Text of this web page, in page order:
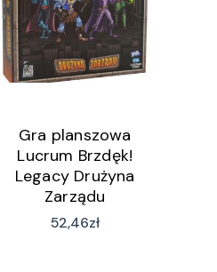
Gra planszowa
Lucrum Brzdęk!
Legacy Drużyna
Zarządu
52,46zł